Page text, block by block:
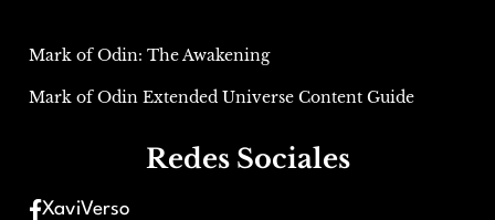
Mark of Odin: The Awakening
Mark of Odin Extended Universe Content Guide
Redes Sociales
XaviVerso